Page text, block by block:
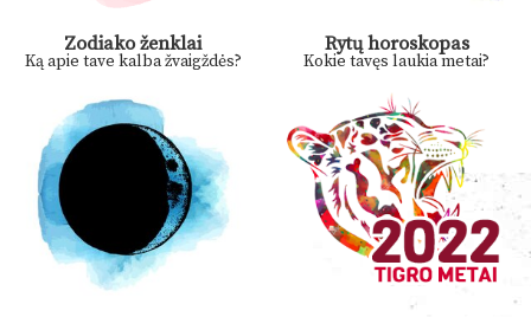
Zodiako ženklai
Ką apie tave kalba žvaigždės?
Rytų horoskopas
Kokie tavęs laukia metai?